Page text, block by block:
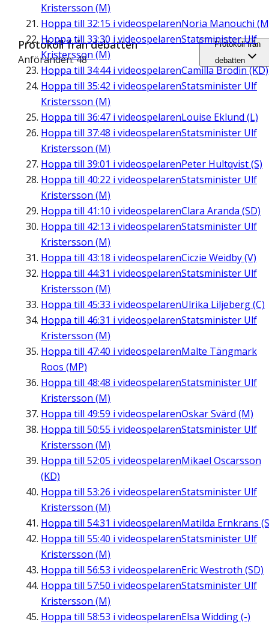
Kristersson (M)
Hoppa till 32:15 i videospelarenNoria Manouchi
Hoppa till 33:30 i videospelarenStatsminister Ulf
Kristersson (M)
Hoppa till 34:44i videospelarenCamilla Brodin (KD)
Hoppa till 35:42 i videospelarenStatsminister Ulf
Kristersson (M)
Hoppa till 36:47 i videospelarenLouise Eklund (L)
Hoppa till 37:48 i videospelarenStatsminister Ulf
Kristersson (M)
Hoppa till 39:01 i videospelarenPeter Hultqvist (S)
Hoppa till 40:22 i videospelarenStatsminister Ulf
Kristersson (M)
Hoppa till 41:10 i videospelarenClara Aranda (SD)
Hoppa till 42:13 i videospelarenStatsminister Ulf
Kristersson (M)
Hoppa till 43:18 i videospelarenCiczie Weidby (V)
Hoppa till 44:31 i videospelarenStatsminister Ulf
Kristersson (M)
Hoppa till 45:33 i videospelarenUlrika Liljeberg (C)
Hoppa till 46:31 i videospelarenStatsminister Ulf
Kristersson (M)
Hoppa till 47:40 i videospelarenMalte Tängmark
Roos (MP)
Hoppa till 48:48 i videospelarenStatsminister Ulf
Kristersson (M)
Hoppa till 49:59 i videospelarenOskar Svärd (M)
Hoppa till 50:55 i videospelarenStatsminister Ulf
Kristersson (M)
Hoppa till 52:05 i videospelarenMikael Oscarsson
(KD)
Hoppa till 53:26 i videospelarenStatsminister Ulf
Kristersson (M)
Hoppa till 54:31 i videospelarenMatilda Ernkrans
Hoppa till 55:40 i videospelarenStatsminister Ulf
Kristersson (M)
Hoppa till 56:53 i videospelarenEric Westroth (SD)
Hoppa till 57:50 i videospelarenStatsminister Ulf
Kristersson (M)
Hoppa till 58:53 i videospelarenElsa Widding (-)
Protokoll från debatten
Anföranden: 48
Protokoll från
debatten